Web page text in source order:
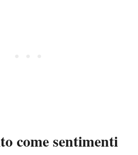
come sentimenti